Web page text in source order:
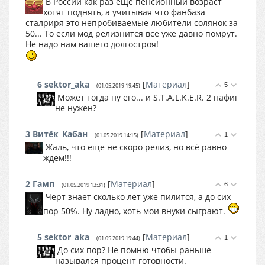
хотят поднять, а учитывая что фанбаза
сталриря это непробиваемые любители солянок за
50... То если мод релизнится все уже давно помрут.
Не надо нам вашего долгостроя!
5
6 sektor_aka (01.05.2019 19:45) [Материал]
Может тогда ну его... и S.T.A.L.K.E.R. 2 нафиг
не нужен?
1
3 Витёк_Кабан (01.05.2019 14:15) [Материал]
Жаль, что еще не скоро релиз, но всё равно
ждем!!!
6
2 Гамп (01.05.2019 13:31) [Материал]
Черт знает сколько лет уже пилится, а до сих
пор 50%. Ну ладно, хоть мои внуки сыграют.
1
5 sektor_aka (01.05.2019 19:44) [Материал]
До сих пор? Не помню чтобы раньше
назывался процент готовности.